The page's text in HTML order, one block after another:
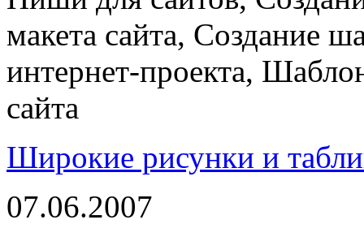
макета сайта, Создание
интернет-проекта,
сайта
Широкие рисунки и
07.06.2007